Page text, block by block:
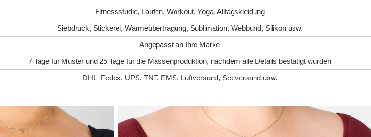
Fitnessstudio, Laufen, Workout, Yoga, Alltagskleidung
Siebdruck, Stickerei, Wärmeübertragung, Sublimation, Webbund, Silikon usw.
Angepasst an Ihre Marke
7 Tage für Muster und 25 Tage für die Massenproduktion, nachdem alle Details bestätigt wurden
DHL, Fedex, UPS, TNT, EMS, Luftversand, Seeversand usw.